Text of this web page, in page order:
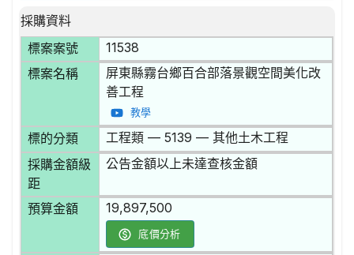
採購資料
標案案號
11538
標案名稱
屏東縣霧台鄉百合部落景觀空間美化改
善工程
教學
標的分類 工程類 — 5139 — 其他土木工程
採購金額級
距
公告金額以上未達查核金額
預算金額 19,897,500
底價分析